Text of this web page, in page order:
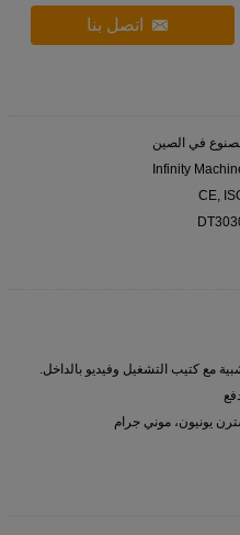
اتصل بنا
في الصين
Infinity
CE,
مع كتيب التشغيل وفيديو بالداخل.